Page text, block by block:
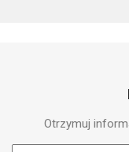
Otrzymuj